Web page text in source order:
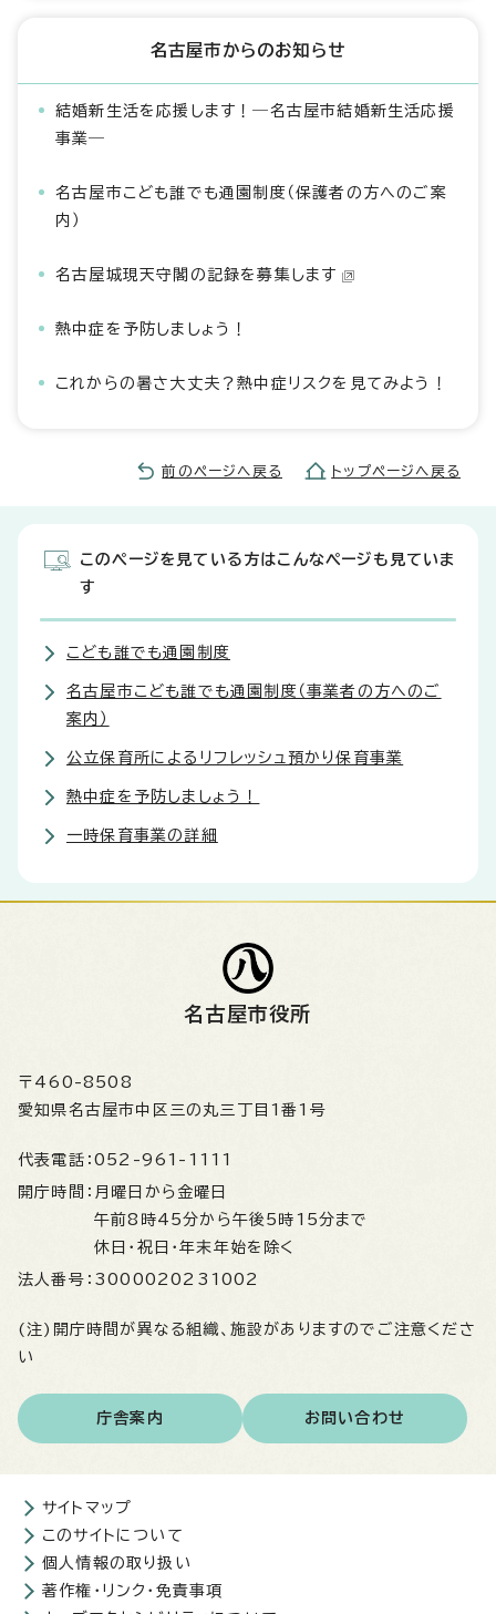
名古屋市からのお知らせ
結婚新生活を応援します！―名古屋市結婚新生活応援
事業―
名古屋市こども誰でも通園制度（保護者の方へのご案
内）
名古屋城現天守閣の記録を募集します
熱中症を予防しましょう！
これからの暑さ大丈夫？熱中症リスクを見てみよう！
前のページへ戻る トップページへ戻る
このページを見ている方はこんなページも見ていま
す
こども誰でも通園制度
名古屋市こども誰でも通園制度（事業者の方へのご
案内）
公立保育所によるリフレッシュ預かり保育事業
熱中症を予防しましょう！
一時保育事業の詳細
名古屋市役所
〒460-8508
愛知県名古屋市中区三の丸三丁目1番1号
代表電話： 052-961-1111
開庁時間： 月曜日から金曜日
午前8時45分から午後5時15分まで
休日・祝日・年末年始を除く
法人番号： 3000020231002
(注)開庁時間が異なる組織、施設がありますのでご注意くださ
い
庁舎案内 お問い合わせ
サイトマップ
このサイトについて
個人情報の取り扱い
著作権・リンク・免責事項